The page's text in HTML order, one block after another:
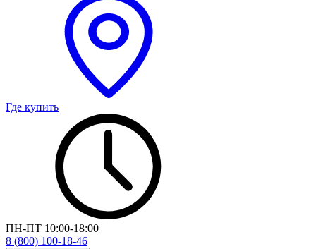
Где купить
ПН-ПТ 10:00-18:00
8 (800) 100-18-46